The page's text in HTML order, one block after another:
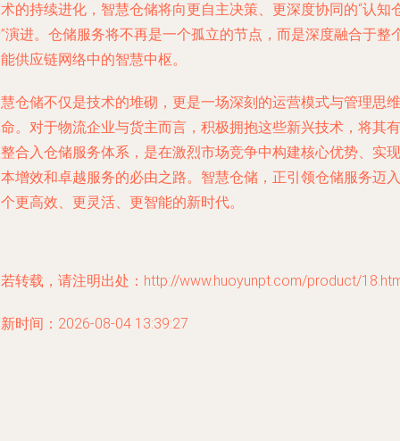
的持续进化，智慧仓储将向更自主决策、更深度协同的“认知
演进。仓储服务将不再是一个孤立的节点，而是深度融合于整
供应链网络中的智慧中枢。
仓储不仅是技术的堆砌，更是一场深刻的运营模式与管理思维
。对于物流企业与货主而言，积极拥抱这些新兴技术，将其有
合入仓储服务体系，是在激烈市场竞争中构建核心优势、实现
增效和卓越服务的必由之路。智慧仓储，正引领仓储服务迈入
更高效、更灵活、更智能的新时代。
转载，请注明出处：http://www.huoyunpt.com/product/
时间：2026-08-04 13:39:27